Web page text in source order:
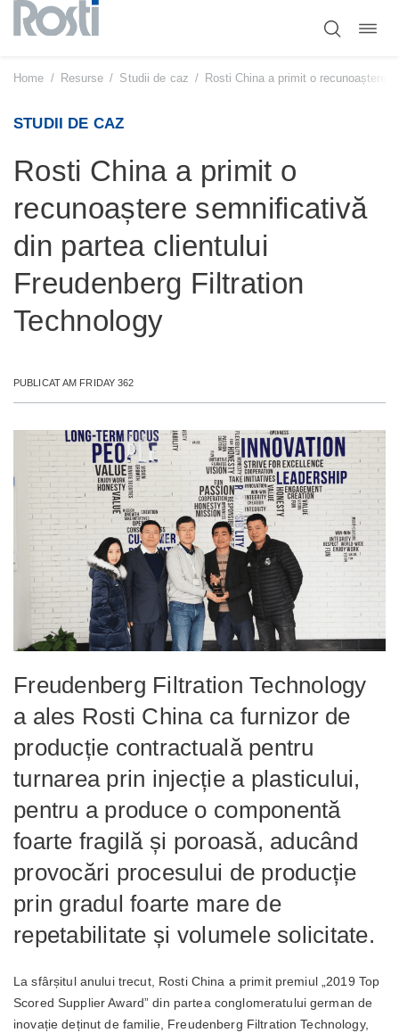
Sari
conținut
Home / Resurse / Studii de caz / Rosti China a primit o recunoaștere
STUDII DE CAZ
Rosti China a primit o
recunoaștere semnificativă
din partea clientului
Freudenberg Filtration
Technology
PUBLICAT AM FRIDAY 362
Freudenberg Filtration Technology
a ales Rosti China ca furnizor de
producție contractuală pentru
turnarea prin injecție a plasticului,
pentru a produce o componentă
foarte fragilă și poroasă, aducând
provocări procesului de producție
prin gradul foarte mare de
repetabilitate și volumele solicitate.
La sfârșitul anului trecut, Rosti China a primit premiul „2019 Top
Scored Supplier Award” din partea conglomeratului german de
inovație deținut de familie, Freudenberg Filtration Technology,